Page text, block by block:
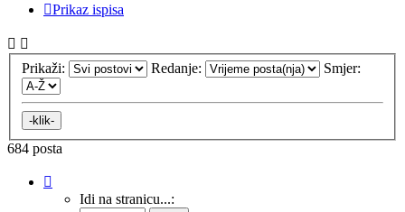
Prikaz ispisa
Prikaži: Redanje: Smjer:
684 posta
68/ 69.
Idi na stranicu...: